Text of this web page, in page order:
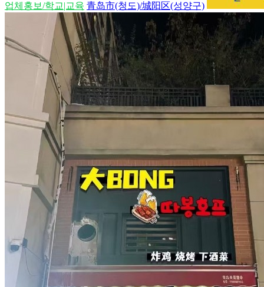
업체홍보/학교|교육 青岛市(청도)/城阳区(성양구)